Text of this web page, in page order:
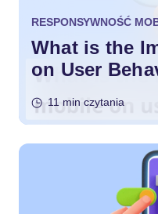
RESPONSYWNOŚĆ
What is the
on User
11 min czytania